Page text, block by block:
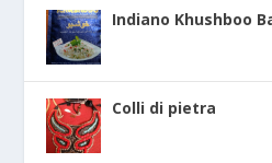
Indiano Khushboo
Colli di pietra